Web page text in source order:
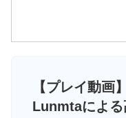
【プレイ動
Lunmtaによる